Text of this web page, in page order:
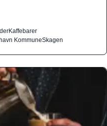
Kaffebarer
KommuneSkagen